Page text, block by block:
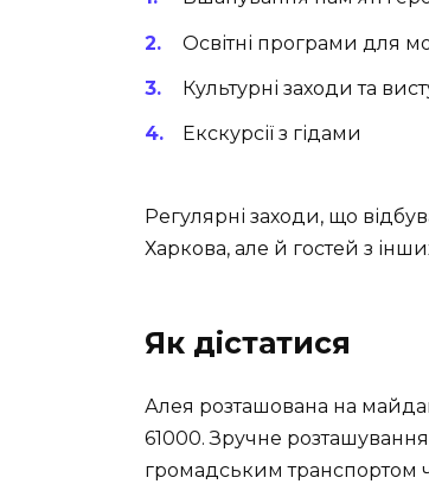
Освітні програми для
Культурні заходи та
Екскурсії з гідами
Регулярні заходи, що
Харкова, але й гостей з
Як дістатися
Алея розташована на
61000. Зручне
громадським транспортом